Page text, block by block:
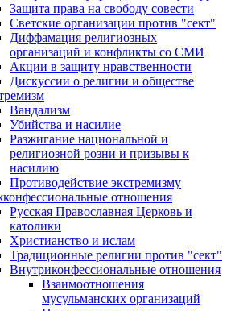
Защита права на свободу совести
Светские организации против "сект"
Диффамация религиозных
организаций и конфликты со СМИ
Акции в защиту нравственности
Дискуссии о религии и обществе
Вандализм
Убийства и насилие
Разжигание национальной и
религиозной розни и призывы к
насилию
Противодействие экстремизму
отношения
Русская Православная Церковь и
католики
Христианство и ислам
Традиционные религии против "сект"
Внутриконфессиональные отношения
Взаимоотношения
мусульманских организаций